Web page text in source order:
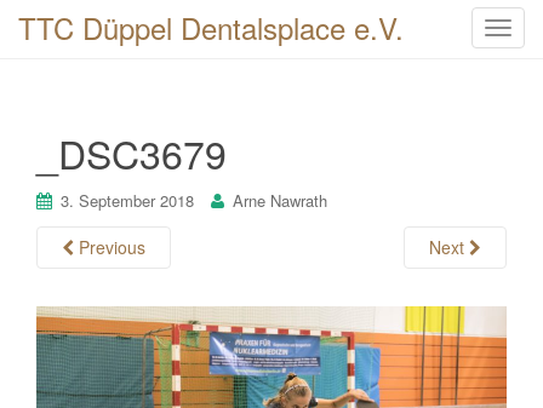
T
g
a
t
i
TTC Düppel Dentalsplace e.V.
_DSC3679
3. September 2018 Arne Nawrath
Previous Next